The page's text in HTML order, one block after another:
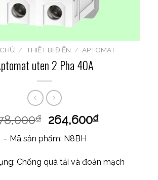
/ THIẾT BỊ ĐIỆN / APTOMAT
uten 2 Pha 40A
₫ 264,600₫
– Mã sản phẩm: N8BH
Chống quá tải và đoản mạch